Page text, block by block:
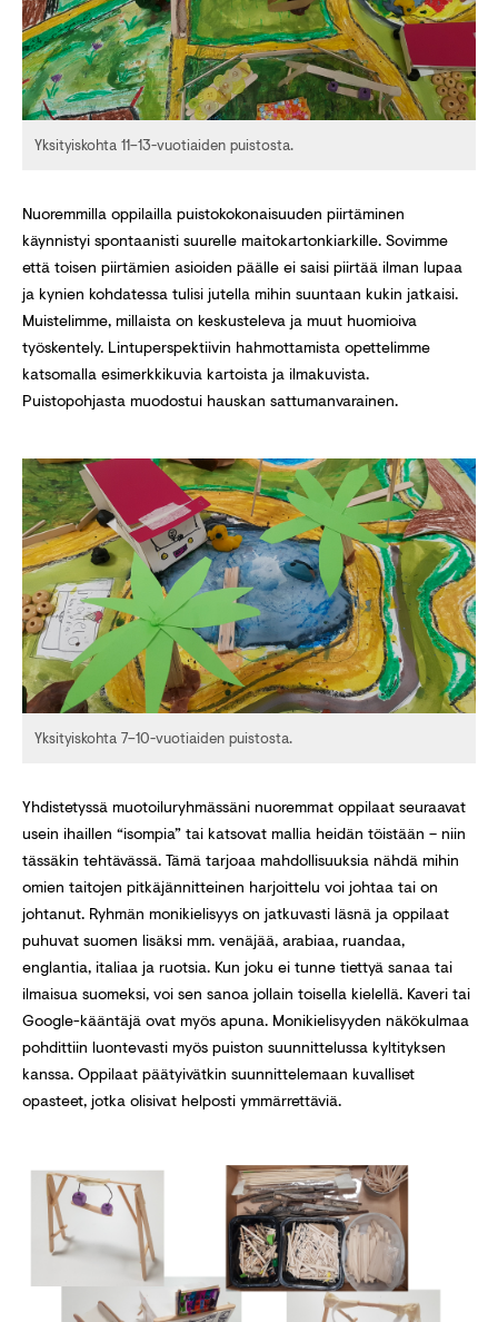
Yksityiskohta 11–13-vuotiaiden puistosta.
Nuoremmilla oppilailla puistokokonaisuuden piirtäminen
käynnistyi spontaanisti suurelle maitokartonkiarkille. Sovimme
että toisen piirtämien asioiden päälle ei saisi piirtää ilman lupaa
ja kynien kohdatessa tulisi jutella mihin suuntaan kukin jatkaisi.
Muistelimme, millaista on keskusteleva ja muut huomioiva
työskentely. Lintuperspektiivin hahmottamista opettelimme
katsomalla esimerkkikuvia kartoista ja ilmakuvista.
Puistopohjasta muodostui hauskan sattumanvarainen.
Yksityiskohta 7–10-vuotiaiden puistosta.
Yhdistetyssä muotoiluryhmässäni nuoremmat oppilaat seuraavat
usein ihaillen “isompia” tai katsovat mallia heidän töistään – niin
tässäkin tehtävässä. Tämä tarjoaa mahdollisuuksia nähdä mihin
omien taitojen pitkäjännitteinen harjoittelu voi johtaa tai on
johtanut. Ryhmän monikielisyys on jatkuvasti läsnä ja oppilaat
puhuvat suomen lisäksi mm. venäjää, arabiaa, ruandaa,
englantia, italiaa ja ruotsia. Kun joku ei tunne tiettyä sanaa tai
ilmaisua suomeksi, voi sen sanoa jollain toisella kielellä. Kaveri tai
Google-kääntäjä ovat myös apuna. Monikielisyyden näkökulmaa
pohdittiin luontevasti myös puiston suunnittelussa kyltityksen
kanssa. Oppilaat päätyivätkin suunnittelemaan kuvalliset
opasteet, jotka olisivat helposti ymmärrettäviä.